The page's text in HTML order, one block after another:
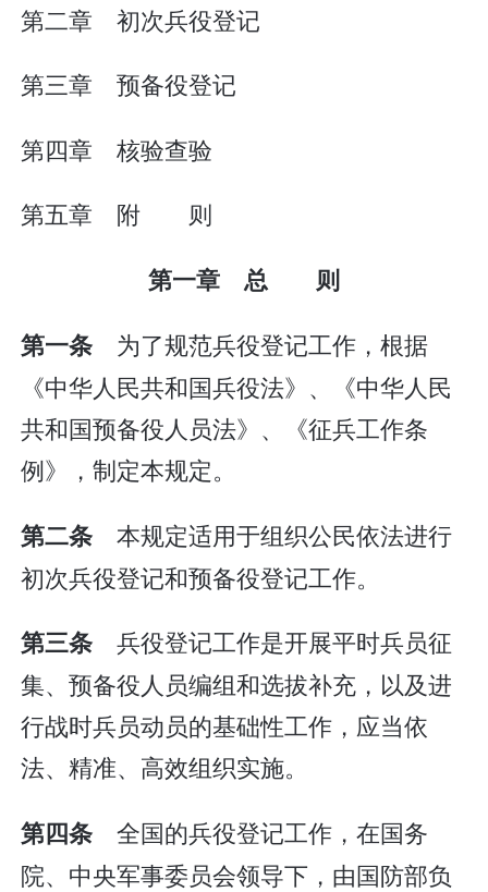
第二章 初次兵役登记
第三章 预备役登记
第四章 核验查验
第五章 附 则
第一章 总 则
第一条 为了规范兵役登记工作，根据
《中华人民共和国兵役法》、《中华人民
共和国预备役人员法》、《征兵工作条
例》，制定本规定。
第二条本规定适用于组织公民依法进行
初次兵役登记和预备役登记工作。
第三条兵役登记工作是开展平时兵员征
集、预备役人员编组和选拔补充，以及进
行战时兵员动员的基础性工作，应当依
法、精准、高效组织实施。
第四条全国的兵役登记工作，在国务
院、中央军事委员会领导下，由国防部负